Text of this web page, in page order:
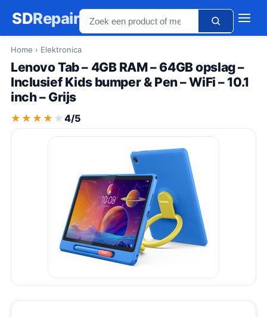
SDRepair
Home › Elektronica
Lenovo Tab – 4GB RAM – 64GB opslag –
Inclusief Kids bumper & Pen – WiFi – 10.1
inch – Grijs
★★★★★
★★★★★ 4/5